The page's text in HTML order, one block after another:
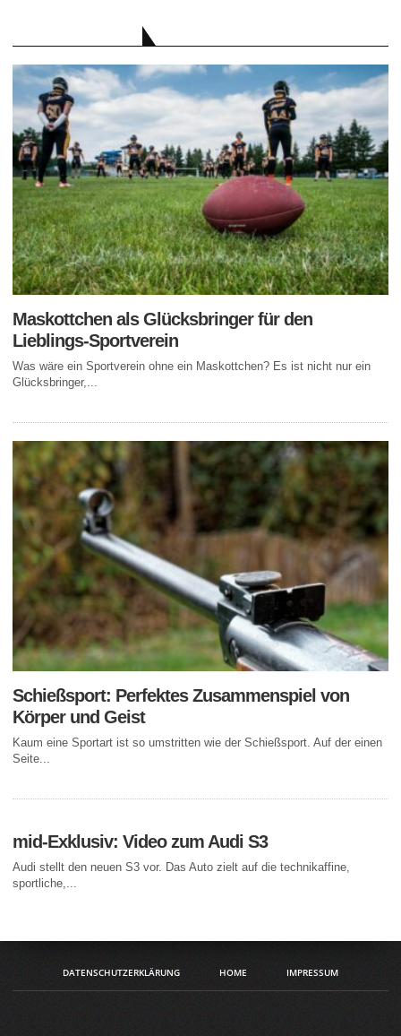
Maskottchen als Glücksbringer für den
Lieblings-Sportverein
Was wäre ein Sportverein ohne ein Maskottchen? Es ist nicht nur ein
Glücksbringer,...
Schießsport: Perfektes Zusammenspiel von
Körper und Geist
Kaum eine Sportart ist so umstritten wie der Schießsport. Auf der einen
Seite...
mid-Exklusiv: Video zum Audi S3
Audi stellt den neuen S3 vor. Das Auto zielt auf die technikaffine,
sportliche,...
DATENSCHUTZERKLÄRUNG HOME IMPRESSUM